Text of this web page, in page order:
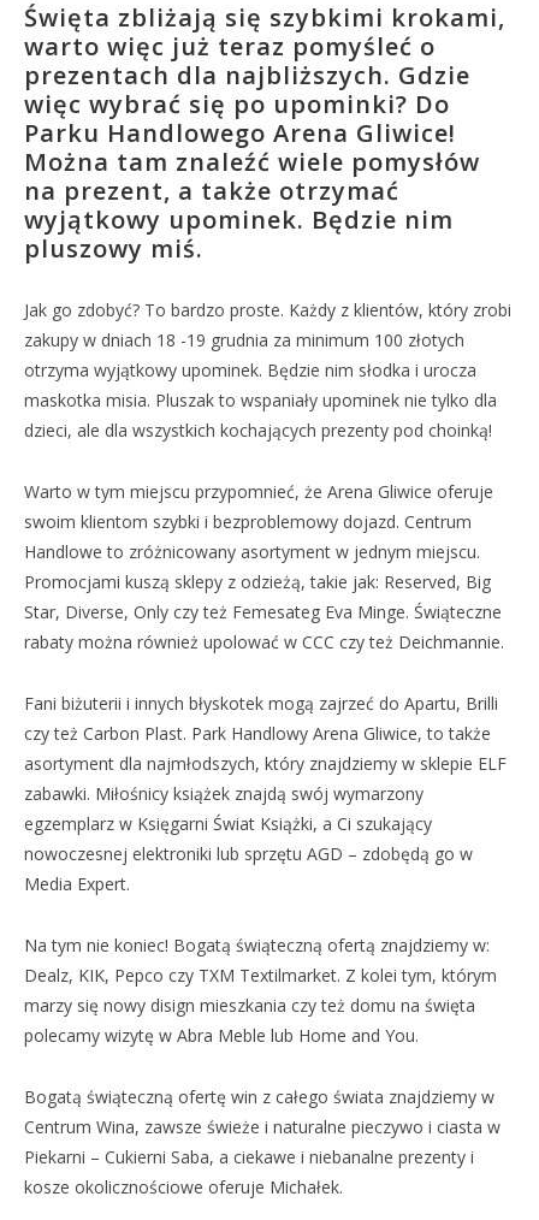
Święta zbliżają się szybkimi krokami,
warto więc już teraz pomyśleć o
prezentach dla najbliższych. Gdzie
więc wybrać się po upominki? Do
Parku Handlowego Arena Gliwice!
Można tam znaleźć wiele pomysłów
na prezent, a także otrzymać
wyjątkowy upominek. Będzie nim
pluszowy miś.
Jak go zdobyć? To bardzo proste. Każdy z klientów, który zrobi
zakupy w dniach 18 -19 grudnia za minimum 100 złotych
otrzyma wyjątkowy upominek. Będzie nim słodka i urocza
maskotka misia. Pluszak to wspaniały upominek nie tylko dla
dzieci, ale dla wszystkich kochających prezenty pod choinką!
Warto w tym miejscu przypomnieć, że Arena Gliwice oferuje
swoim klientom szybki i bezproblemowy dojazd. Centrum
Handlowe to zróżnicowany asortyment w jednym miejscu.
Promocjami kuszą sklepy z odzieżą, takie jak: Reserved, Big
Star, Diverse, Only czy też Femesateg Eva Minge. Świąteczne
rabaty można również upolować w CCC czy też Deichmannie.
Fani biżuterii i innych błyskotek mogą zajrzeć do Apartu, Brilli
czy też Carbon Plast. Park Handlowy Arena Gliwice, to także
asortyment dla najmłodszych, który znajdziemy w sklepie ELF
zabawki. Miłośnicy książek znajdą swój wymarzony
egzemplarz w Księgarni Świat Książki, a Ci szukający
nowoczesnej elektroniki lub sprzętu AGD – zdobędą go w
Media Expert.
Na tym nie koniec! Bogatą świąteczną ofertą znajdziemy w:
Dealz, KIK, Pepco czy TXM Textilmarket. Z kolei tym, którym
marzy się nowy disign mieszkania czy też domu na święta
polecamy wizytę w Abra Meble lub Home and You.
Bogatą świąteczną ofertę win z całego świata znajdziemy w
Centrum Wina, zawsze świeże i naturalne pieczywo i ciasta w
Piekarni – Cukierni Saba, a ciekawe i niebanalne prezenty i
kosze okolicznościowe oferuje Michałek.